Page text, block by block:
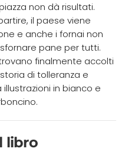
non dà risultati.
il paese viene
e anche i fornai non
pane per tutti.
finalmente accolti
di tolleranza e
in bianco e
libro